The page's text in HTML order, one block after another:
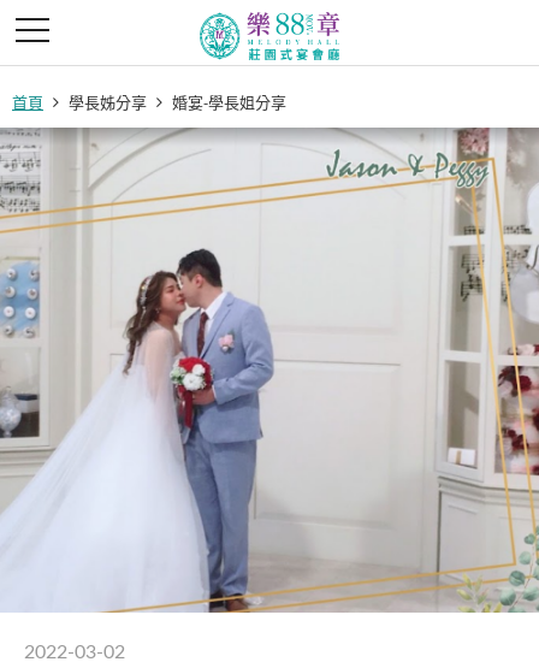
首頁 學長姊分享 婚宴-學長姐分享
2022-03-02